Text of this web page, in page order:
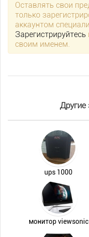
Оставлять свои
только
аккаунтом
Зарегистрируйтесь
своим именем.
Другие
ups 1000
монитор viewsonic